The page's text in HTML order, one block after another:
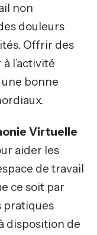
non
douleurs
Offrir des
l’activité
bonne
Virtuelle
aider les
de travail
ce soit par
pratiques
disposition de